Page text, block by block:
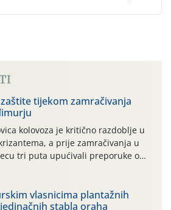
tijekom zamračivanja
kolovoza je kritično razdoblje u
a prije zamračivanja u
tri puta upućivali preporuke o
zaštite krizantema od najčešćih
i fito-fagnih grinja (23.7., 14.7.,
mjeseca je zabilježeno je
vruće meteorološko razdoblje, uz
vlasnicima plantažnih
stabla oraha